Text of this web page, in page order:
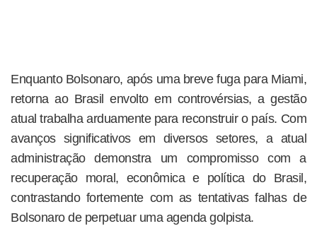
Enquanto Bolsonaro, após uma breve fuga para Miami,
retorna ao Brasil envolto em controvérsias, a gestão
atual trabalha arduamente para reconstruir o país. Com
avanços significativos em diversos setores, a atual
administração demonstra um compromisso com a
recuperação moral, econômica e política do Brasil,
contrastando fortemente com as tentativas falhas de
Bolsonaro de perpetuar uma agenda golpista.